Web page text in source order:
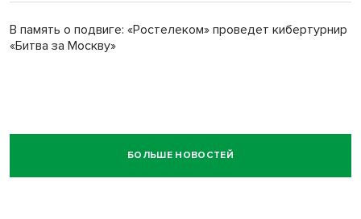
В память о подвиге: «Ростелеком» проведет кибертурнир
«Битва за Москву»
БОЛЬШЕ НОВОСТЕЙ